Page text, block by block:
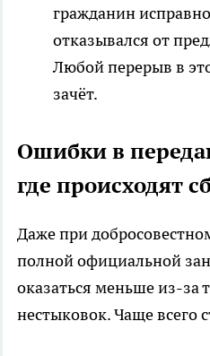
гражданин
отказывался от
Любой перерыв в
зачёт.
Ошибки в
где происходят
Даже при
полной официальной
оказаться меньше из-за
нестыковок. Чаще всего